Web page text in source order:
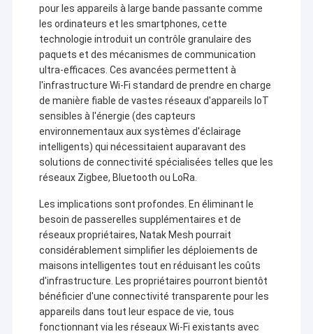
pour les appareils à large bande passante comme
les ordinateurs et les smartphones, cette
technologie introduit un contrôle granulaire des
paquets et des mécanismes de communication
ultra-efficaces. Ces avancées permettent à
l'infrastructure Wi-Fi standard de prendre en charge
de manière fiable de vastes réseaux d'appareils IoT
sensibles à l'énergie (des capteurs
environnementaux aux systèmes d'éclairage
intelligents) qui nécessitaient auparavant des
solutions de connectivité spécialisées telles que les
réseaux Zigbee, Bluetooth ou LoRa.
Les implications sont profondes. En éliminant le
besoin de passerelles supplémentaires et de
réseaux propriétaires, Natak Mesh pourrait
considérablement simplifier les déploiements de
maisons intelligentes tout en réduisant les coûts
d'infrastructure. Les propriétaires pourront bientôt
bénéficier d'une connectivité transparente pour les
appareils dans tout leur espace de vie, tous
fonctionnant via les réseaux Wi-Fi existants avec